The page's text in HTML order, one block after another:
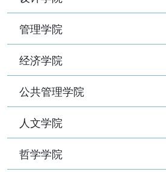
管理学院
经济学院
公共管理学院
人文学院
哲学学院